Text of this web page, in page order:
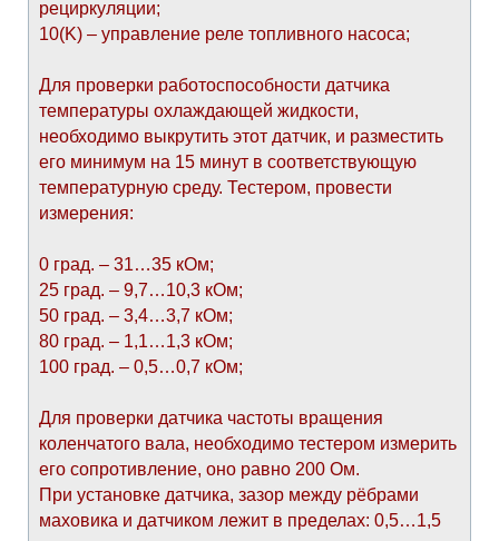
рециркуляции;
10(K) – управление реле топливного насоса;
Для проверки работоспособности датчика
температуры охлаждающей жидкости,
необходимо выкрутить этот датчик, и разместить
его минимум на 15 минут в соответствующую
температурную среду. Тестером, провести
измерения:
0 град. – 31…35 кОм;
25 град. – 9,7…10,3 кОм;
50 град. – 3,4…3,7 кОм;
80 град. – 1,1…1,3 кОм;
100 град. – 0,5…0,7 кОм;
Для проверки датчика частоты вращения
коленчатого вала, необходимо тестером измерить
его сопротивление, оно равно 200 Ом.
При установке датчика, зазор между рёбрами
маховика и датчиком лежит в пределах: 0,5…1,5